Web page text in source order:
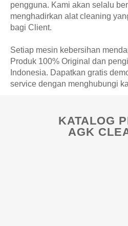
pengguna. Kami akan selalu
menghadirkan alat cleaning
bagi Client.
Setiap mesin kebersihan
Produk 100% Original dan
Indonesia. Dapatkan gratis
service dengan menghubungi
KATALOG
AGK